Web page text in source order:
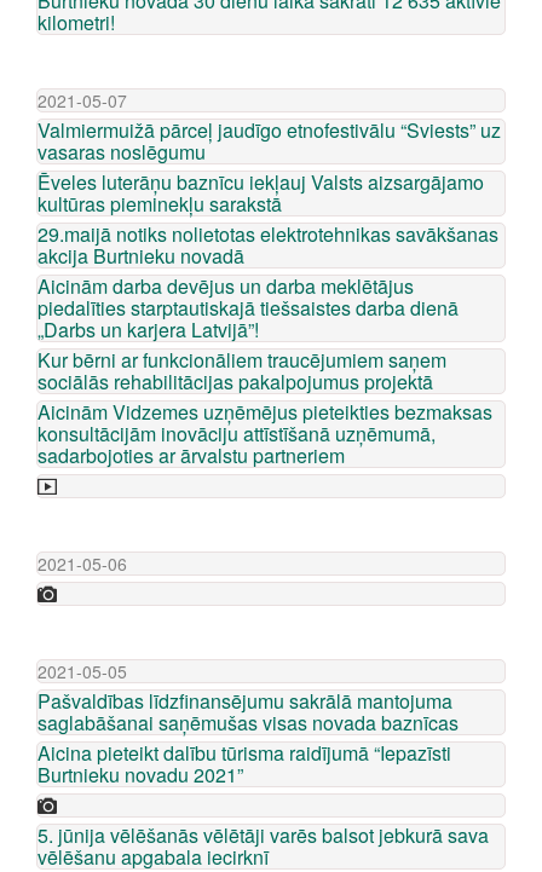
kilometri!
2021-05-07
Valmiermuižā pārceļ jaudīgo etnofestivālu “Sviests” uz
vasaras noslēgumu
Ēveles luterāņu baznīcu iekļauj Valsts aizsargājamo
kultūras pieminekļu sarakstā
29.maijā notiks nolietotas elektrotehnikas savākšanas
akcija Burtnieku novadā
Aicinām darba devējus un darba meklētājus
piedalīties starptautiskajā tiešsaistes darba dienā
„Darbs un karjera Latvijā”!
Kur bērni ar funkcionāliem traucējumiem saņem
sociālās rehabilitācijas pakalpojumus projektā
Aicinām Vidzemes uzņēmējus pieteikties bezmaksas
konsultācijām inovāciju attīstīšanā uzņēmumā,
sadarbojoties ar ārvalstu partneriem
2021-05-06
2021-05-05
Pašvaldības līdzfinansējumu sakrālā mantojuma
saglabāšanai saņēmušas visas novada baznīcas
Aicina pieteikt dalību tūrisma raidījumā “Iepazīsti
Burtnieku novadu 2021”
5. jūnija vēlēšanās vēlētāji varēs balsot jebkurā sava
vēlēšanu apgabala iecirknī